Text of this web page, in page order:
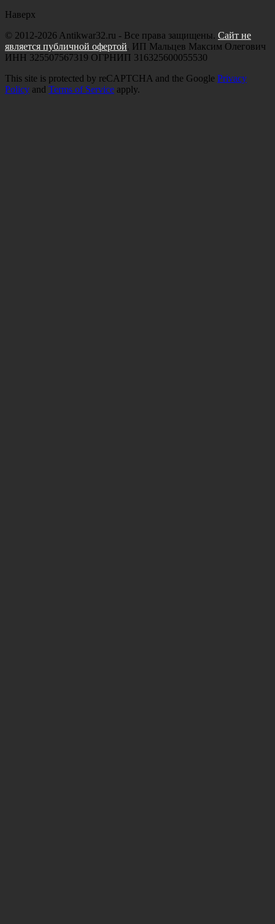
Наверх
© 2012-2026 Antikwar32.ru - Все права защищены. Сайт не
является публичной офертой. ИП Мальцев Максим Олегович
ИНН 325507567319 ОГРНИП 316325600055530
This site is protected by reCAPTCHA and the Google Privacy
Policy and Terms of Service apply.